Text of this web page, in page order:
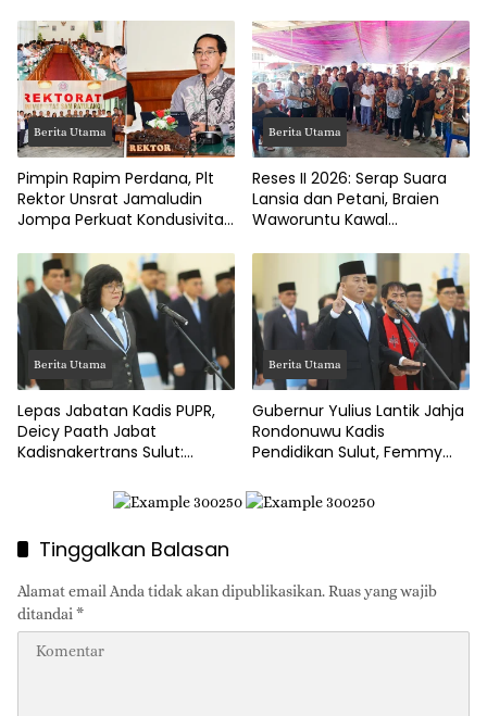
Hingga Jalan Tani Rp214
Juta
Berita Utama
Pimpin Rapim Perdana, Plt
Rektor Unsrat Jamaludin
Jompa Perkuat Kondusivitas
Berita Utama
Reses II 2026: Serap Suara
Lansia dan Petani, Braien
Waworuntu Kawal
Berita Utama
Lepas Jabatan Kadis PUPR,
Deicy Paath Jabat
Kadisnakertrans Sulut:
Berita Utama
Gubernur Yulius Lantik Jahja
Rondonuwu Kadis
Pendidikan Sulut, Femmy
Tinggalkan Balasan
Alamat email Anda tidak akan dipublikasikan.Ruas yang wajib
ditandai *